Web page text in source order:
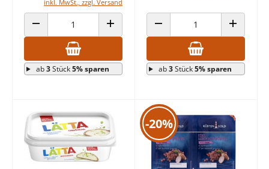
inkl. MwSt., zzgl. Versand
ANZAHL VERRINGERN ANZAHL ERHÖHEN
ab3Stück5% sparen
ANZAHL VERRINGERN ANZAHL
ab3Stück5% sparen
-20%